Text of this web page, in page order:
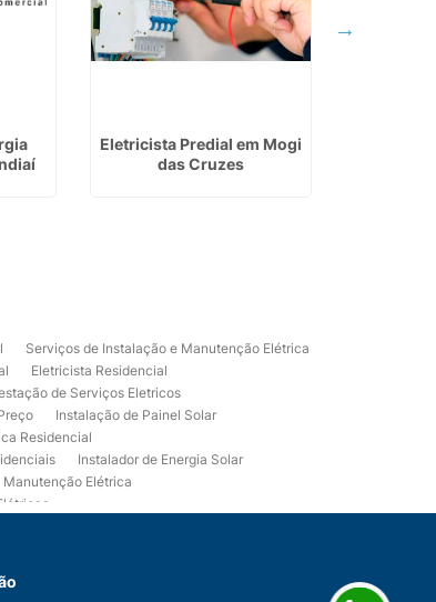
Eletricista Predial em Mogi
das Cruzes
Serviços de Instalação e Manutenção Elétrica
Eletricista Residencial
de Serviços Eletricos
Instalação de Painel Solar
Residencial
Instalador de Energia Solar
Manutenção Elétrica